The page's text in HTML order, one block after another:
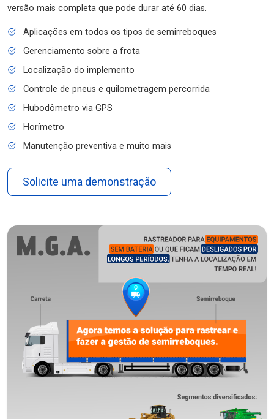
versão mais completa que pode durar até 60 dias.
Aplicações em todos os tipos de semirreboques
Gerenciamento sobre a frota
Localização do implemento
Controle de pneus e quilometragem percorrida
Hubodômetro via GPS
Horímetro
Manutenção preventiva e muito mais
Solicite uma demonstração